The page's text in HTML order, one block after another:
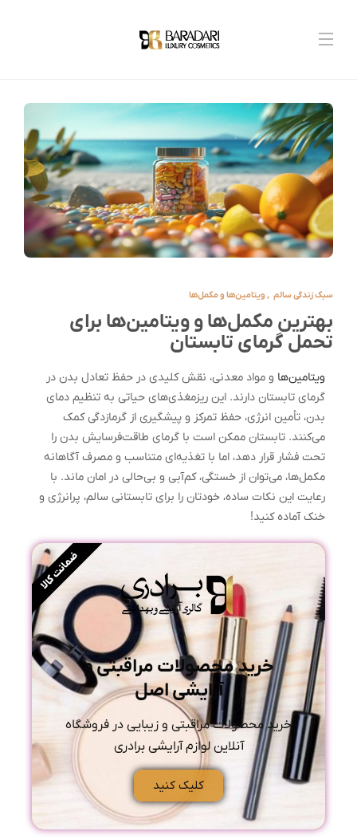
سبک زندگی سالم , ویتامین‌ها و مکمل‌ها
بهترین مکمل‌ها و ویتامین‌ها برای
تحمل گرمای تابستان
ویتامین‌ها و مواد معدنی، نقش کلیدی در حفظ تعادل بدن در
گرمای تابستان دارند. این ریزمغذی‌های حیاتی به تنظیم دمای
بدن، تأمین انرژی، حفظ تمرکز و پیشگیری از گرمازدگی کمک
می‌کنند. تابستان ممکن است با گرمای طاقت‌فرسایش بدن را
تحت فشار قرار دهد، اما با تغذیه‌ای متناسب و مصرف آگاهانه
مکمل‌ها، می‌توان از خستگی، کم‌آبی و بی‌حالی در امان ماند. با
رعایت این نکات ساده، خودتان را برای تابستانی سالم، پرانرژی و
خنک آماده کنید!
خرید محصولات مراقبتی و
آرایشی اصل
خرید محصولات مراقبتی و زیبایی در فروشگاه
آنلاین لوازم آرایشی برادری
کلیک کنید
ضمانت کالا